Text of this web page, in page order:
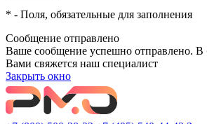
* - Поля, обязательные для заполнения
Сообщение отправлено
Ваше сообщение успешно отправлено. В
Вами свяжется наш специалист
Закрыть окно